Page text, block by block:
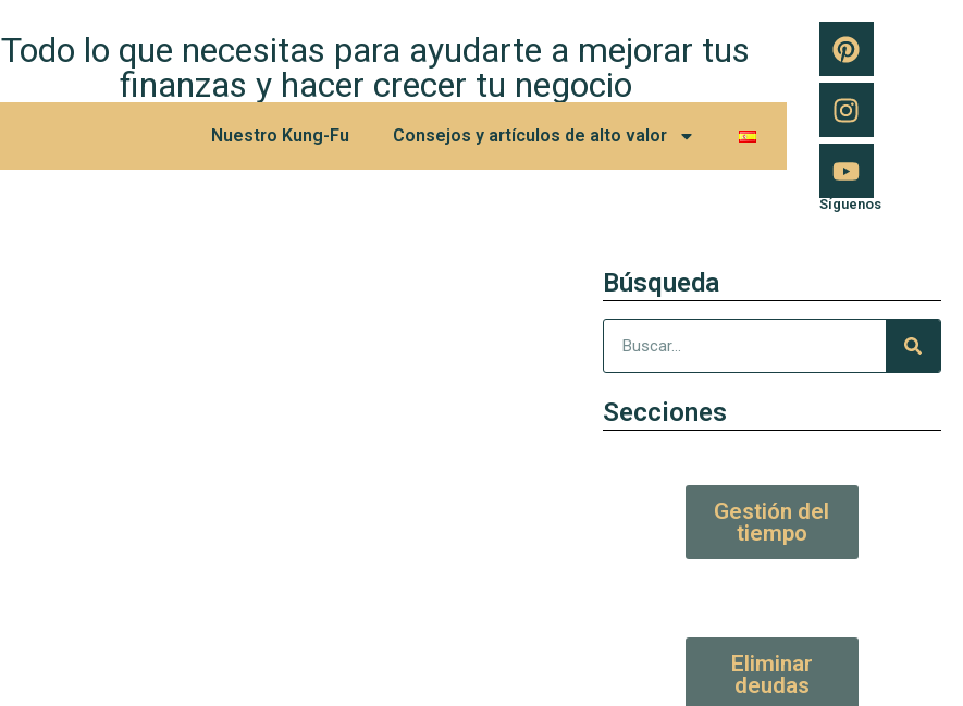
Todo lo que necesitas para ayudarte a mejorar tus
finanzas y hacer crecer tu negocio
Nuestro Kung-Fu Consejos y artículos de alto valor
Síguenos
Búsqueda
Secciones
Gestión del
tiempo
Eliminar
deudas